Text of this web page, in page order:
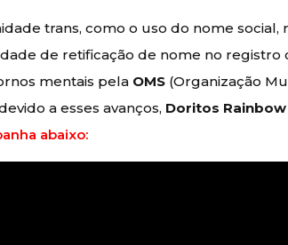
trans, como o uso do nome social,
de retificação de nome no registro
mentais pela OMS (Organização
a esses avanços, Doritos Rainbow
abaixo: